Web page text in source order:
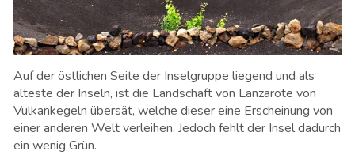
Auf der östlichen Seite der Inselgruppe liegend und als
älteste der Inseln, ist die Landschaft von Lanzarote von
Vulkankegeln übersät, welche dieser eine Erscheinung von
einer anderen Welt verleihen. Jedoch fehlt der Insel dadurch
ein wenig Grün.